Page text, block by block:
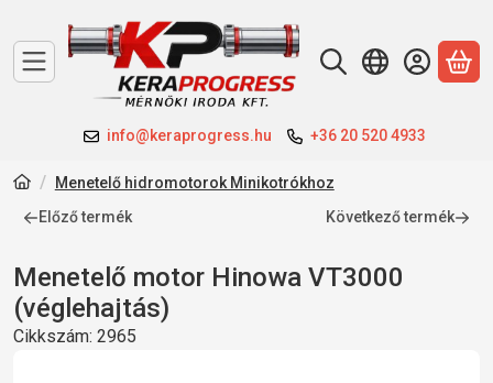
info@keraprogress.hu +36 20 520 4933
A
Menetelő hidromotorok Minikotrókhoz
Előző termék
Következő termék
Menetelő motor Hinowa VT3000
(véglehajtás)
Cikkszám: 2965